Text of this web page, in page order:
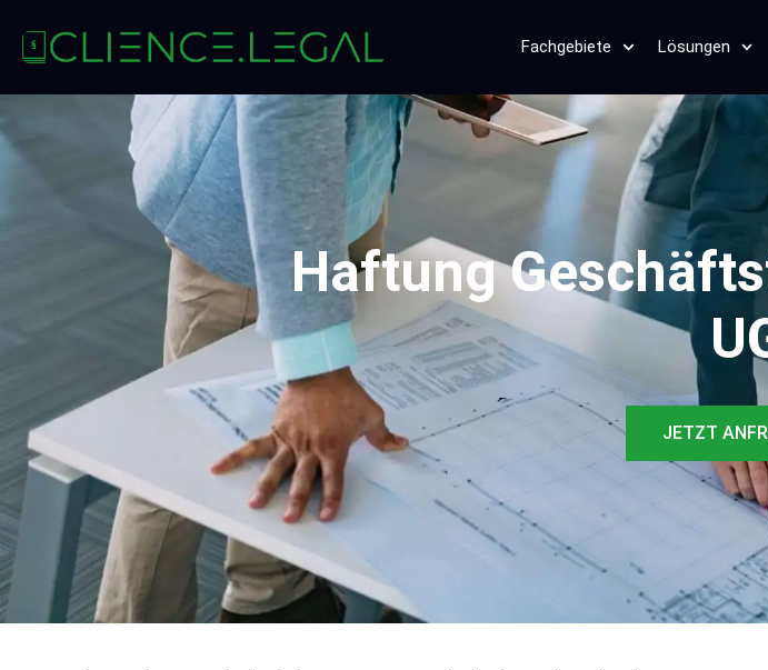
Fachgebiete Lösungen
Haftung
JETZT